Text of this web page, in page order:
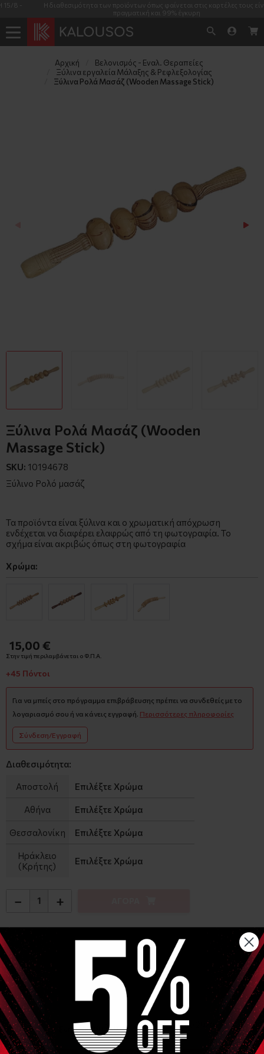
Η διαθεσιμότητα των προϊόντων όπως φαίνεται στις καρτέλες τους είναι
πραγματική και 99% έγκυρη
Αρχική
Βελονισμός - Εναλ. Θεραπείες
Ξύλινα εργαλεία Μάλαξης & Ρεφλεξολογίας
Ξύλινα Ρολά Μασάζ (Wooden Massage Stick)
Ξύλινα Ρολά Μασάζ (Wooden
Massage Stick)
SKU: 10194678
Ξύλινο Ρολό μασάζ
Τα προϊόντα είναι ξύλινα και ο χρωματική απόχρωση
ενδέχεται να διαφέρει ελαφρώς από τη φωτογραφία. Το
σχήμα είναι ακριβώς όπως στη φωτογραφία
Χρώμα:
15,00 €
Στην τιμή περιλαμβάνεται ο Φ.Π.Α.
+45 Πόντοι
Για να μπείς στο πρόγραμμα επιβράβευσης πρέπει να συνδεθείς με το
λογαριασμό σου ή να κάνεις εγγραφή. Περισσότερες πληροφορίες
Σύνδεση/Εγγραφή
Διαθεσιμότητα:
Αποστολή Επιλέξτε Χρώμα
Αθήνα Επιλέξτε Χρώμα
Θεσσαλονίκη Επιλέξτε Χρώμα
Ηράκλειο
(Κρήτης)
Επιλέξτε Χρώμα
− +
Αναλυτική Περιγραφή
Ξύλινο Ρολό μασάζ
Τύπος Α - Λευκό χρώμα και 7 κινούμενα μέρη - Μήκος 39cm
Τύπος Β - 5 σφαιρικά κινούμενα μέρη - Μήκος 39cm